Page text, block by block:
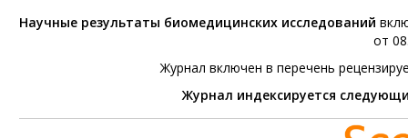
Научные результаты биомедицинских исследований
от
Журнал включен в перечень
Журнал индексируется